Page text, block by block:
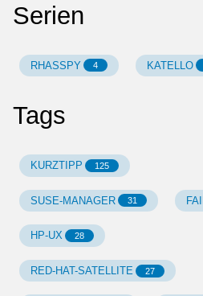
Serien
RHASSPY 4 KATELLO
Tags
KURZTIPP 125
SUSE-MANAGER 31 FAIL
HP-UX 28
RED-HAT-SATELLITE 27